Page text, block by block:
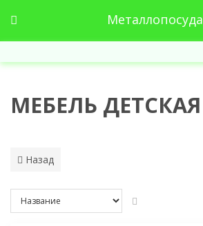
Металлопосуда
МЕБЕЛЬ ДЕТСКАЯ
Назад